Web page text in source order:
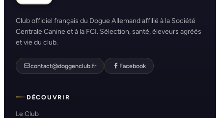
Club officiel français du Dogue Allemand affilié à la Société
Centrale Canine et à la FCI. Sélection, santé, éleveurs agréés
et vie du club.
contact@doggenclub.fr Facebook
DÉCOUVRIR
Le Club